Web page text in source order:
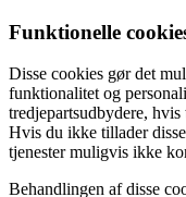
Funktionelle
Disse cookies gør det
funktionalitet og
tredjepartsudbydere,
Hvis du ikke tillader
tjenester muligvis ikke
Behandlingen af ​​disse